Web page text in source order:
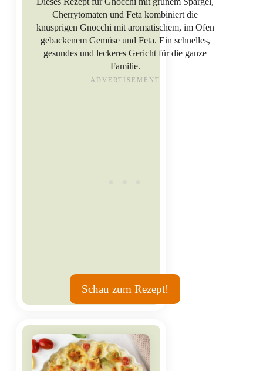
Cherrytomaten und Feta kombiniert die
knusprigen Gnocchi mit aromatischem, im Ofen
gebackenem Gemüse und Feta. Ein schnelles,
gesundes und leckeres Gericht für die ganze
Familie.
Schau zum Rezept!